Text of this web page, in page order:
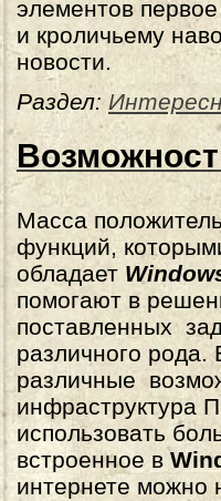
элементов
и кроличьему
новости.
Раздел:
Масса
функций,
обладает
помогают в
поставленных
различного рода.
различные
инфраструктура
использовать
встроенное в
интернете можно